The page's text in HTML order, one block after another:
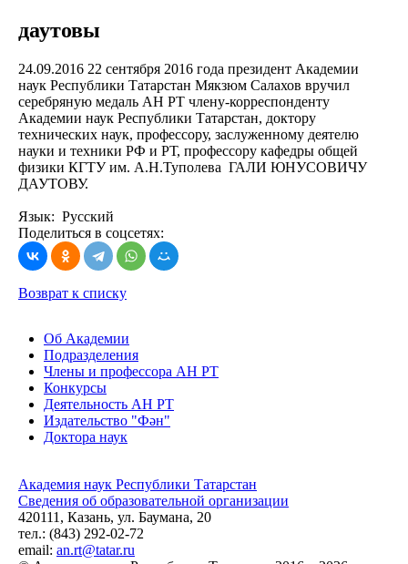
даутовы
24.09.2016 22 сентября 2016 года президент Академии
наук Республики Татарстан Мякзюм Салахов вручил
серебряную медаль АН РТ члену-корреспонденту
Академии наук Республики Татарстан, доктору
технических наук, профессору, заслуженному деятелю
науки и техники РФ и РТ, профессору кафедры общей
физики КГТУ им. А.Н.Туполева ГАЛИ ЮНУСОВИЧУ
ДАУТОВУ.
Язык: Русский
Поделиться в соцсетях:
Возврат к списку
Об Академии
Подразделения
Члены и профессора АН РТ
Конкурсы
Деятельность АН РТ
Издательство "Фән"
Доктора наук
Академия наук Республики Татарстан
Сведения об образовательной организации
420111, Казань, ул. Баумана, 20
тел.: (843) 292-02-72
email: an.rt@tatar.ru